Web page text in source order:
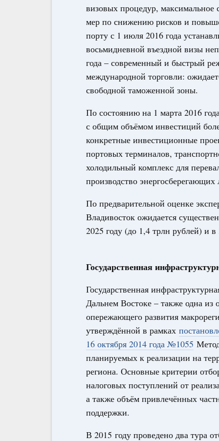
визовых процедур,
мер по снижению рисков и
порту с 1 июля 2016 года
восьмидневной въездной визы
года – современный и быстрый
международной торговли:
свободной таможенной зоны.
По состоянию на 1 марта 2016
с общим объёмом инвестиций
конкретные инвестиционные
портовых терминалов,
холодильный комплекс для
производство
По предварительной оценке
Владивосток ожидается
2025 году (до 1,4 трлн рублей) и
Государственная
Государственная
Дальнем Востоке – также одна
опережающего развития
утверждённой в рамках
16 октября 2014 года №1055
планируемых к реализации на
региона. Основные критерии
налоговых поступлений от
а также объём привлечённых
поддержки.
В 2015 году проведено два тура